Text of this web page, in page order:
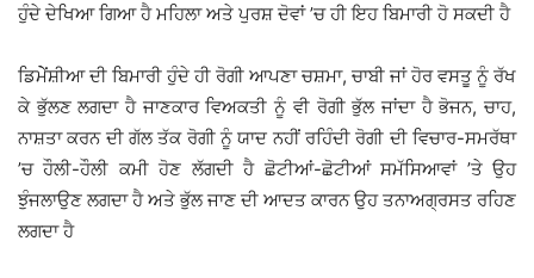
ਹੁੰਦੇ ਦੇਖਿਆ ਗਿਆ ਹੈ ਮਹਿਲਾ ਅਤੇ ਪੁਰਸ਼ ਦੋਵਾਂ ’ਚ ਹੀ ਇਹ ਬਿਮਾਰੀ ਹੋ ਸਕਦੀ ਹੈ
ਡਿਮੇੇਂਸ਼ੀਆ ਦੀ ਬਿਮਾਰੀ ਹੁੰਦੇ ਹੀ ਰੋਗੀ ਆਪਣਾ ਚਸ਼ਮਾ, ਚਾਬੀ ਜਾਂ ਹੋਰ ਵਸਤੂ ਨੂੰ ਰੱਖ
ਕੇ ਭੁੱਲਣ ਲਗਦਾ ਹੈ ਜਾਣਕਾਰ ਵਿਅਕਤੀ ਨੂੰ ਵੀ ਰੋਗੀ ਭੁੱਲ ਜਾਂਦਾ ਹੈ ਭੋਜਨ, ਚਾਹ,
ਨਾਸ਼ਤਾ ਕਰਨ ਦੀ ਗੱਲ ਤੱਕ ਰੋਗੀ ਨੂੰ ਯਾਦ ਨਹੀਂ ਰਹਿੰਦੀ ਰੋਗੀ ਦੀ ਵਿਚਾਰ-ਸਮਰੱਥਾ
’ਚ ਹੌਲੀ-ਹੌਲੀ ਕਮੀ ਹੋਣ ਲੱਗਦੀ ਹੈ ਛੋਟੀਆਂ-ਛੋਟੀਆਂ ਸਮੱਸਿਆਵਾਂ ’ਤੇ ਉਹ
ਝੁੰਜਲਾਉਣ ਲਗਦਾ ਹੈ ਅਤੇ ਭੁੱਲ ਜਾਣ ਦੀ ਆਦਤ ਕਾਰਨ ਉਹ ਤਨਾਅਗ੍ਰਸਤ ਰਹਿਣ
ਲਗਦਾ ਹੈ